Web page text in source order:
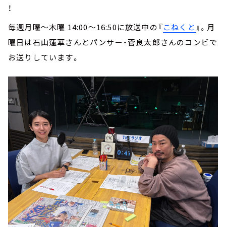
！
毎週月曜～木曜 14:00～16:50に放送中の『こねくと』。月
曜日は石山蓮華さんとパンサー・菅良太郎さんのコンビで
お送りしています。